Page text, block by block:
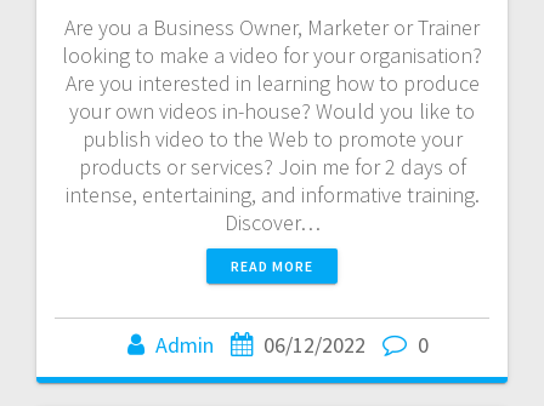
Are you a Business Owner, Marketer or Trainer
looking to make a video for your organisation?
Are you interested in learning how to produce
your own videos in-house? Would you like to
publish video to the Web to promote your
products or services? Join me for 2 days of
intense, entertaining, and informative training.
Discover…
READ MORE
Admin 06/12/2022 0